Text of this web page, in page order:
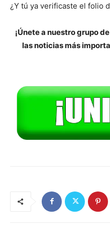
¿Y tú ya verificaste el folio
¡Únete a nuestro grupo
las noticias más